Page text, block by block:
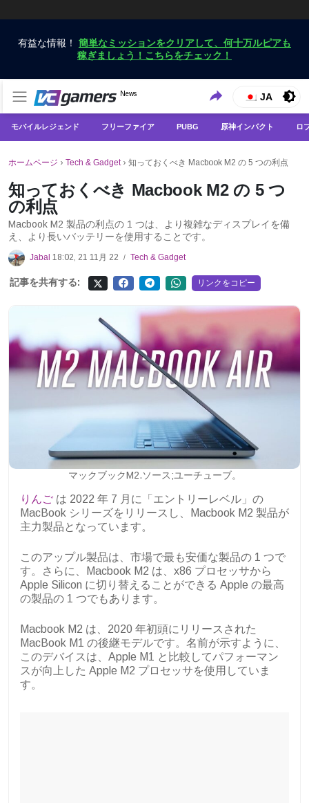
有益な情報！ 簡単なミッションをクリアして、何十万ルピアも
稼ぎましょう！こちらをチェック！
VCGamers ニュース
News
VCGamersだけで最新のゲームニュースを入手
JA
モバイルレジェンド フリーファイア PUBG 原神インパクト ロ
ホームページ › Tech & Gadget› 知っておくべき Macbook M2 の 5 つの利点
知っておくべき Macbook M2 の 5 つ
の利点
Macbook M2 製品の利点の 1 つは、より複雑なディスプレイを備
え、より長いバッテリーを使用することです。
Jabal 18:02, 21 11月 22 / Tech & Gadget
記事を共有する: リンクをコピー
マックブックM2.ソース;ユーチューブ。
りんご は 2022 年 7 月に「エントリーレベル」の
MacBook シリーズをリリースし、Macbook M2 製品が
主力製品となっています。
このアップル製品は、市場で最も安価な製品の 1 つで
す。さらに、Macbook M2 は、x86 プロセッサから
Apple Silicon に切り替えることができる Apple の最高
の製品の 1 つでもあります。
Macbook M2 は、2020 年初頭にリリースされた
MacBook M1 の後継モデルです。名前が示すように、
このデバイスは、Apple M1 と比較してパフォーマン
スが向上した Apple M2 プロセッサを使用していま
す。